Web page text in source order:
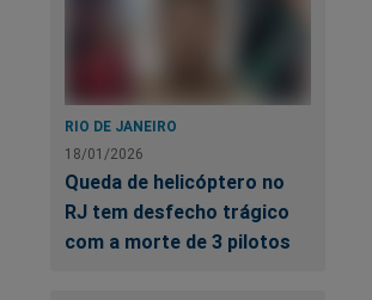
RIO DE JANEIRO
18/01/2026
Queda de helicóptero no
RJ tem desfecho trágico
com a morte de 3 pilotos